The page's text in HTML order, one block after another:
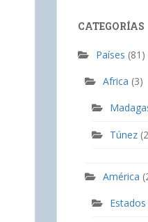
CATEGORÍAS
Países (81)
Africa (3)
Túnez
América